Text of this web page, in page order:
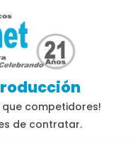
competidores!
de contratar.